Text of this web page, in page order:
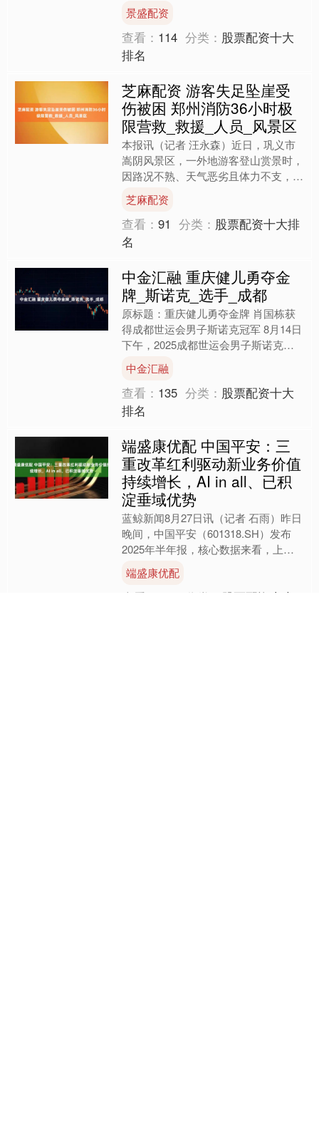
为 “癌王”。数据显示，胰腺癌患者整体
5 年生存率不....
景盛配资
查看： 114 分类： 股票配资十大
排名
芝麻配资 游客失足坠崖受
伤被困 郑州消防36小时极
限营救_救援_人员_风景区
本报讯（记者 汪永森）近日，巩义市
嵩阴风景区，一外地游客登山赏景时，
因路况不熟、天气恶劣且体力不支，失
足坠崖受伤被困，随即向郑州消防报警
求助。 嵩阴风景区位于中....
芝麻配资
查看：91 分类： 股票配资十大排
名
中金汇融 重庆健儿勇夺金
牌_斯诺克_选手_成都
原标题：重庆健儿勇夺金牌 肖国栋获
得成都世运会男子斯诺克冠军 8月14日
下午，2025成都世运会男子斯诺克决
赛在中国民航飞行学院天府校区体育馆
举行。经过三局鏖战....
中金汇融
查看： 135 分类： 股票配资十大
排名
端盛康优配 中国平安：三
重改革红利驱动新业务价值
持续增长，AI in all、已积
淀垂域优势
蓝鲸新闻8月27日讯（记者 石雨）昨日
晚间，中国平安（601318.SH）发布
2025年半年报，核心数据来看，上半
年，中国平安实现归母营运利润777.32
亿元，....
端盛康优配
查看： 分类： 股票配资十大